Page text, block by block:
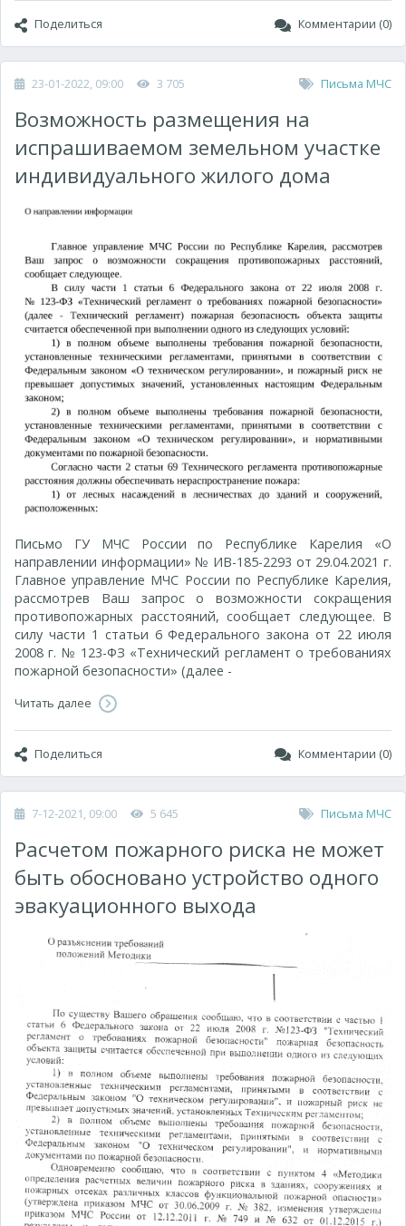
Поделиться Комментарии (0)
23-01-2022, 09:00 3 705 Письма МЧС
Возможность размещения на
испрашиваемом земельном участке
индивидуального жилого дома
Письмо ГУ МЧС России по Республике Карелия «О
направлении информации» № ИВ-185-2293 от 29.04.2021 г.
Главное управление МЧС России по Республике Карелия,
рассмотрев Ваш запрос о возможности сокращения
противопожарных расстояний, сообщает следующее. В
силу части 1 статьи 6 Федерального закона от 22 июля
2008 г. № 123-ФЗ «Технический регламент о требованиях
пожарной безопасности» (далее -
Читать далее
Поделиться Комментарии (0)
7-12-2021, 09:00 5 645 Письма МЧС
Расчетом пожарного риска не может
быть обосновано устройство одного
эвакуационного выхода